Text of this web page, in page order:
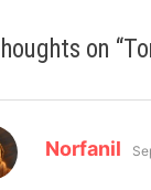
on “
Norfanil